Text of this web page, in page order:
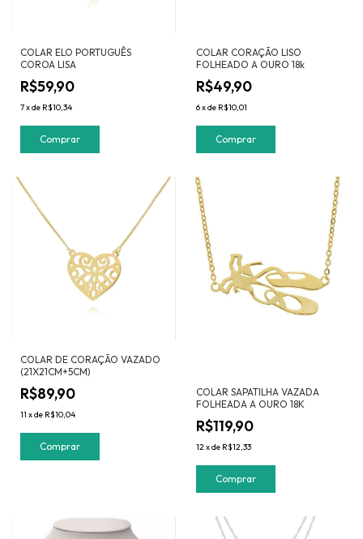
COLAR ELO PORTUGUÊS
COROA LISA
R$59,90
7xde R$10,34
COLAR CORAÇÃO LISO
FOLHEADO A OURO 18k
R$49,90
6xde R$10,01
COLAR DE CORAÇÃO VAZADO
(21X21CM+5CM)
R$89,90
11 xde R$10,04
COLAR SAPATILHA VAZADA
FOLHEADA A OURO 18K
R$119,90
12xde R$12,33